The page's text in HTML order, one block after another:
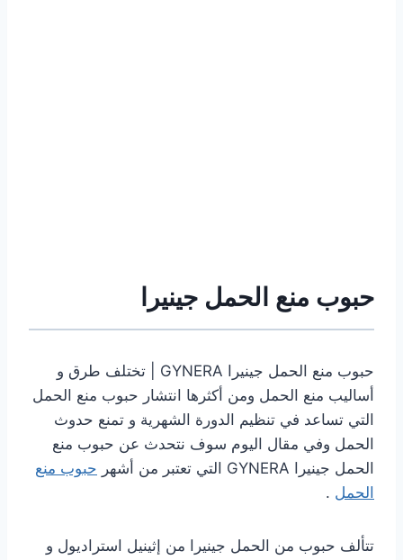
حبوب منع الحمل جينيرا
حبوب منع الحمل جينيرا GYNERA | تختلف طرق و
أساليب منع الحمل ومن أكثرها انتشار حبوب منع الحمل
التي تساعد في تنظيم الدورة الشهرية و تمنع حدوث
الحمل وفي مقال اليوم سوف نتحدث عن حبوب منع
الحمل جينيرا GYNERA التي تعتبر من أشهر
حبوب منع
الحمل .
تتألف حبوب من الحمل جينيرا من إثينيل استراديول و